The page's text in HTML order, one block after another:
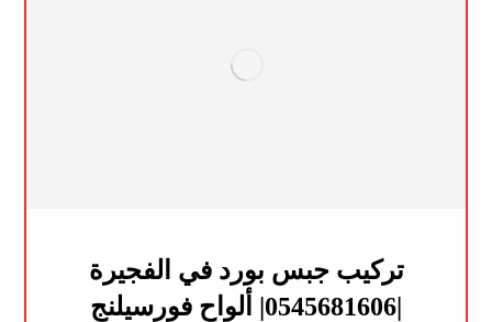
تركيب جبس بورد في الفجيرة
|0545681606| ألواح فورسيلنج